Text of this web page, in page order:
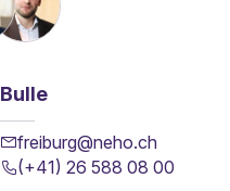
Bulle
freiburg@neho.ch
(+41) 26 588 08 00